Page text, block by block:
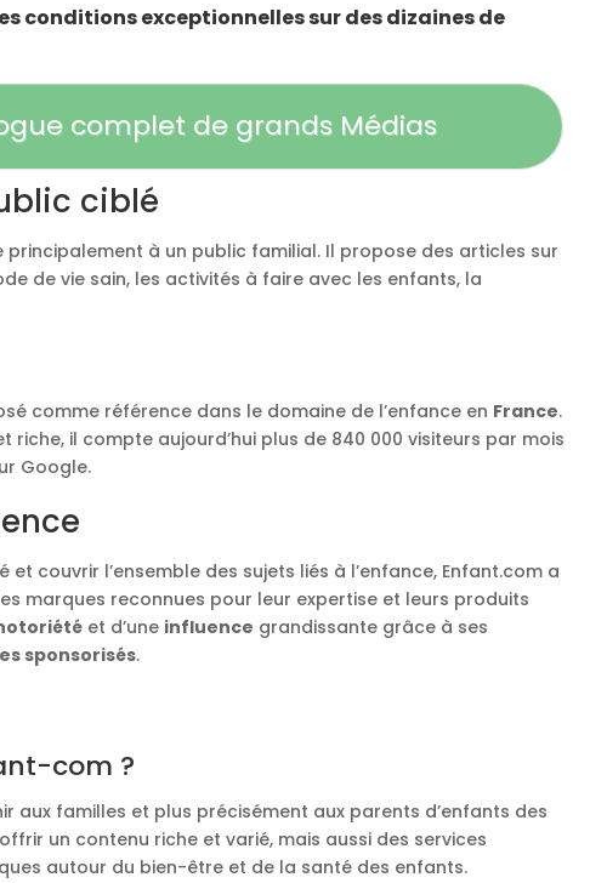
conditions exceptionnelles sur des dizaines de
complet de grands Médias
ciblé
principalement à un public familial. Il propose des articles sur
de vie sain, les activités à faire avec les enfants, la
comme référence dans le domaine de l’enfance en France.
il compte aujourd’hui plus de 840 000 visiteurs par mois
Google.
couvrir l’ensemble des sujets liés à l’enfance, Enfant.com a
marques reconnues pour leur expertise et leurs produits
et d’une influence grandissante grâce à ses
sponsorisés.
com ?
aux familles et plus précisément aux parents d’enfants des
un contenu riche et varié, mais aussi des services
autour du bien-être et de la santé des enfants.